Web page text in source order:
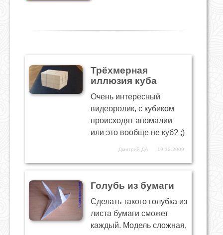
Трёхмерная
иллюзия куба
Очень интересный
видеоролик, с кубиком
происходят аномалии
или это вообще не куб? ;)
Дмитрий ДА 19.12.2009
Голубь из бумаги
Сделать такого голубка из
листа бумаги сможет
каждый. Модель сложная,